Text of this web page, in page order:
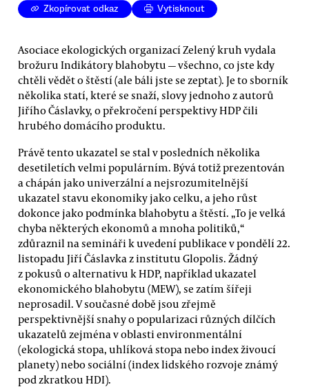
Zkopírovat odkaz Vytisknout
Asociace ekologických organizací Zelený kruh vydala
brožuru Indikátory blahobytu — všechno, co jste kdy
chtěli vědět o štěstí (ale báli jste se zeptat). Je to sborník
několika statí, které se snaží, slovy jednoho z autorů
Jiřího Čáslavky, o překročení perspektivy HDP čili
hrubého domácího produktu.
Právě tento ukazatel se stal v posledních několika
desetiletích velmi populárním. Bývá totiž prezentován
a chápán jako univerzální a nejsrozumitelnější
ukazatel stavu ekonomiky jako celku, a jeho růst
dokonce jako podmínka blahobytu a štěstí. „To je velká
chyba některých ekonomů a mnoha politiků,“
zdůraznil na semináři k uvedení publikace v pondělí 22.
listopadu Jiří Čáslavka z institutu Glopolis. Žádný
z pokusů o alternativu k HDP, například ukazatel
ekonomického blahobytu (MEW), se zatím šířeji
neprosadil. V současné době jsou zřejmě
perspektivnější snahy o popularizaci různých dílčích
ukazatelů zejména v oblasti environmentální
(ekologická stopa, uhlíková stopa nebo index živoucí
planety) nebo sociální (index lidského rozvoje známý
pod zkratkou HDI).